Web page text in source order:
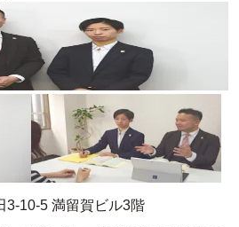
3-10-5 満留賀ビル3階